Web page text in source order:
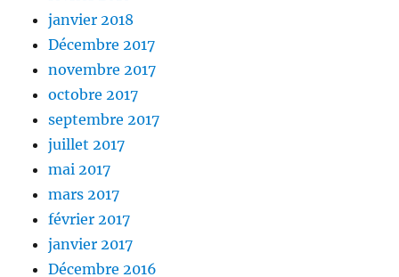
janvier 2018
Décembre 2017
novembre 2017
octobre 2017
septembre 2017
juillet 2017
mai 2017
mars 2017
février 2017
janvier 2017
Décembre 2016